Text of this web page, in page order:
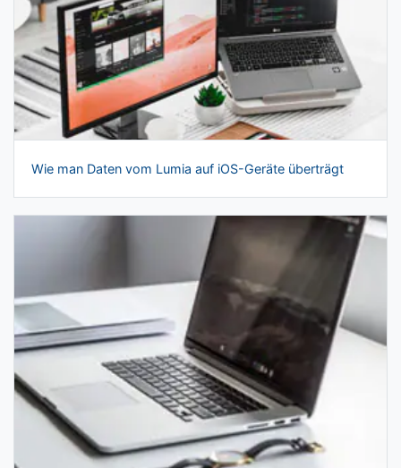
Wie man Daten vom Lumia auf iOS-Geräte überträgt